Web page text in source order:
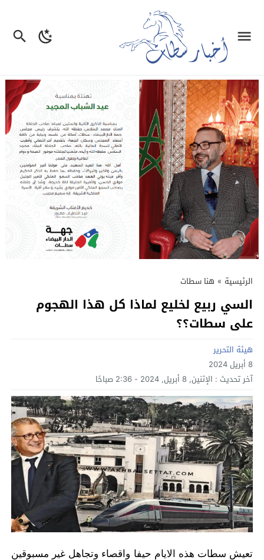
الرئيسية » هنا سطات
السي ربيع لخليع لماذا كل هذا الهجوم
على سطات؟؟
هيئة التحرير
8 أبريل 2024
آخر تحديث : الإثنين, 8 أبريل, 2024 - 2:36 صباحًا
تعيش سطات هذه الايام حيفا واقصاء وتجاهل غير مسبوقين